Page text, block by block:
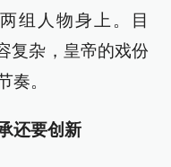
组人物身上。目
复杂，皇帝的戏份
奏。
还要创新